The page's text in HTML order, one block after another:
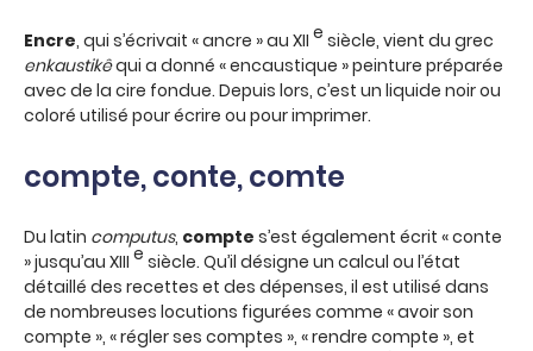
Encre, qui s’écrivait « ancre » au XII e siècle, vient du grec
enkaustikêqui a donné « encaustique » peinture préparée
avec de la cire fondue. Depuis lors, c’est un liquide noir ou
coloré utilisé pour écrire ou pour imprimer.
compte, conte, comte
Du latin computus, compte s’est également écrit « conte
» jusqu’au XIII e siècle. Qu’il désigne un calcul ou l’état
détaillé des recettes et des dépenses, il est utilisé dans
de nombreuses locutions figurées comme « avoir son
compte », « régler ses comptes », « rendre compte », et